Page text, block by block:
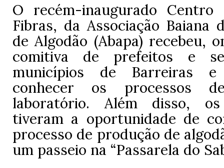
O recém-inaugurado Centro
Fibras, da Associação Baiana
de Algodão (Abapa) recebeu,
comitiva de prefeitos e
municípios de Barreiras
conhecer os processos
laboratório. Além disso,
tiveram a oportunidade de
processo de produção de
um passeio na “Passarela do